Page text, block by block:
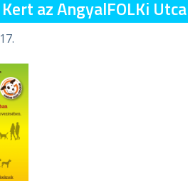
az AngyalFOLKi